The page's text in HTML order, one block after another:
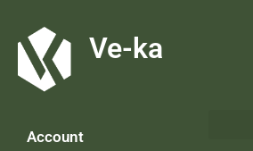
Ve-ka
Account